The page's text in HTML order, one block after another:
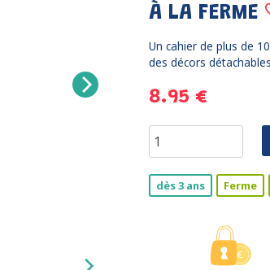
À LA FERME
Un cahier de plus de
des décors
8.95 €
dès 3 ans Ferme